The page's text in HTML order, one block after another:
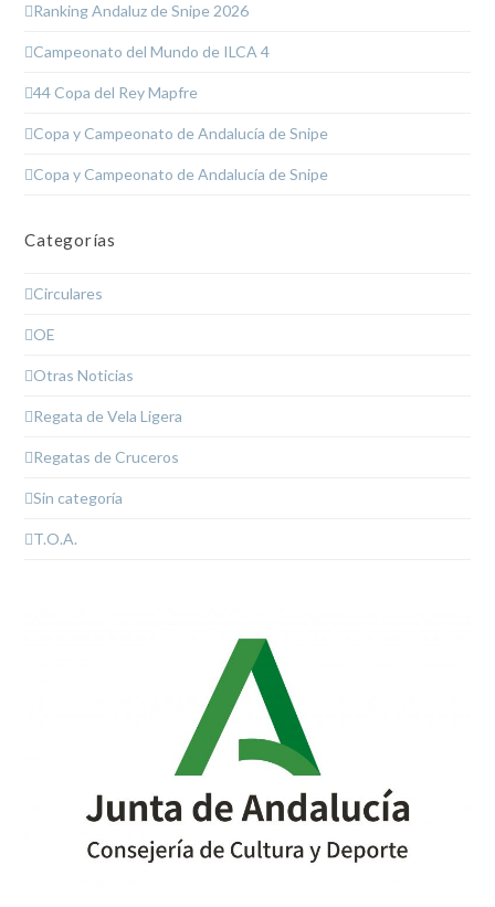
Ranking Andaluz de Snipe 2026
Campeonato del Mundo de ILCA 4
44 Copa del Rey Mapfre
Copa y Campeonato de Andalucía de Snipe
Copa y Campeonato de Andalucía de Snipe
Categorías
Circulares
OE
Otras Noticias
Regata de Vela Ligera
Regatas de Cruceros
Sin categoría
T.O.A.